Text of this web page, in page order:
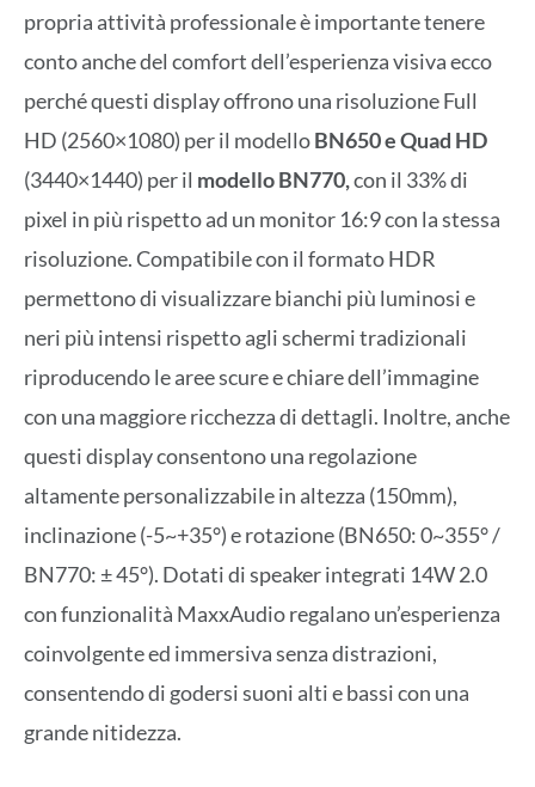
propria attività professionale è importante tenere
conto anche del comfort dell’esperienza visiva ecco
perché questi display offrono una risoluzione Full
HD (2560×1080) per il modelloBN650 e Quad HD
(3440×1440) per il modello BN770,con il 33% di
pixel in più rispetto ad un monitor 16:9 con la stessa
risoluzione. Compatibile con il formato HDR
permettono di visualizzare bianchi più luminosi e
neri più intensi rispetto agli schermi tradizionali
riproducendo le aree scure e chiare dell’immagine
con una maggiore ricchezza di dettagli. Inoltre, anche
questi display consentono una regolazione
altamente personalizzabile in altezza (150mm),
inclinazione (-5~+35°) e rotazione (BN650: 0~355° /
BN770: ± 45°). Dotati di speaker integrati 14W 2.0
con funzionalità MaxxAudio regalano un’esperienza
coinvolgente ed immersiva senza distrazioni,
consentendo di godersi suoni alti e bassi con una
grande nitidezza.